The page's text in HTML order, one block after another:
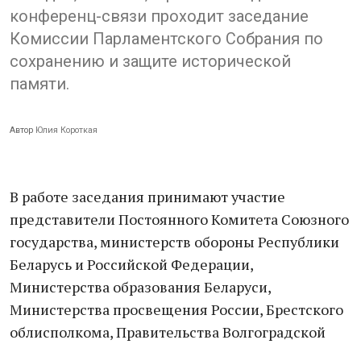
конференц-связи проходит заседание
Комиссии Парламентского Собрания по
сохранению и защите исторической
памяти.
Автор Юлия Короткая
В работе заседания принимают участие
представители Постоянного Комитета Союзного
государства, министерств обороны Республики
Беларусь и Российской Федерации,
Министерства образования Беларуси,
Министерства просвещения России, Брестского
облисполкома, Правительства Волгоградской